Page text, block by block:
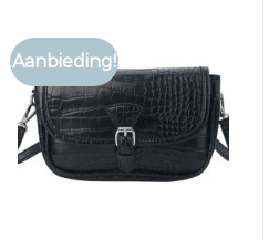
Aanbieding!